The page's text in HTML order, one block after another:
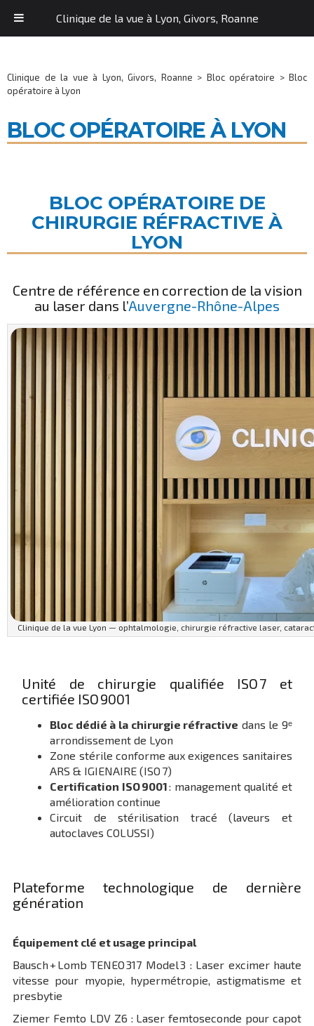
Clinique de la vue à Lyon, Givors, Roanne > Bloc opératoire > Bloc
opératoire à Lyon
BLOC OPÉRATOIRE À LYON
BLOC OPÉRATOIRE DE
CHIRURGIE RÉFRACTIVE À
LYON
Centre de référence en correction de la vision
au laser dans l’Auvergne-Rhône-Alpes
Clinique de la vue Lyon — ophtalmologie, chirurgie réfractive laser,
Unité de chirurgie qualifiée ISO 7 et
certifiée ISO 9001
Bloc dédié à la chirurgie réfractive dans le 9ᵉ
arrondissement de Lyon
Zone stérile conforme aux exigences sanitaires
ARS & IGIENAIRE (ISO 7)
Certification ISO 9001: management qualité et
amélioration continue
Circuit de stérilisation tracé (laveurs et
autoclaves COLUSSI)
Plateforme technologique de dernière
génération
Équipement clé et usage principal
Bausch + Lomb TENEO 317 Model 3 : Laser excimer haute
vitesse pour myopie, hypermétropie, astigmatisme et
presbytie
Ziemer Femto LDV Z6 : Laser femtoseconde pour capot
Clinique de la vue à Lyon, Givors, Roanne